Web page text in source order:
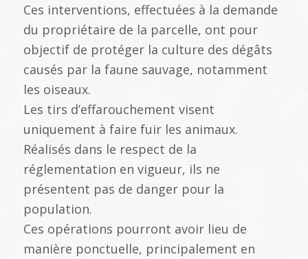
Ces interventions, effectuées à la demande
du propriétaire de la parcelle, ont pour
objectif de protéger la culture des dégâts
causés par la faune sauvage, notamment
les oiseaux.
Les tirs d’effarouchement visent
uniquement à faire fuir les animaux.
Réalisés dans le respect de la
réglementation en vigueur, ils ne
présentent pas de danger pour la
population.
Ces opérations pourront avoir lieu de
manière ponctuelle, principalement en